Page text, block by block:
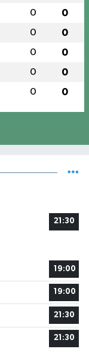
0 0
0 0
0 0
0 0
0 0
21:30
19:00
19:00
21:30
21:30